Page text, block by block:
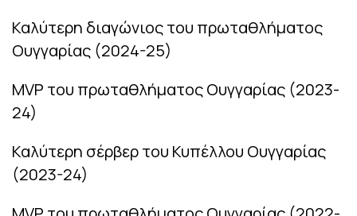
Καλύτερη διαγώνιος του πρωταθλήματος
Ουγγαρίας (2024-25)
MVP του πρωταθλήματος Ουγγαρίας (2023-
24)
Καλύτερη σέρβερ του Κυπέλλου Ουγγαρίας
(2023-24)